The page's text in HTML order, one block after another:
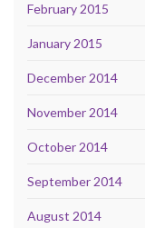
February 2015
January 2015
December 2014
November 2014
October 2014
September 2014
August 2014